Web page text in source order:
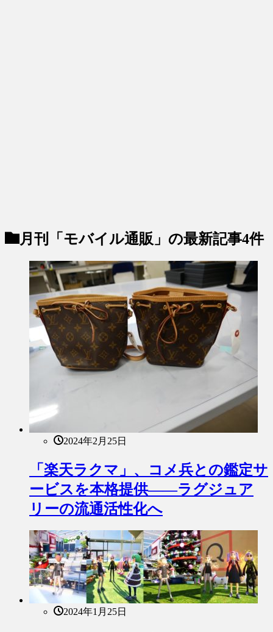
月刊「モバイル通販」 の最新記事4件
2024年2月25日
「楽天ラクマ」、コメ兵との鑑定サ
ービスを本格提供――ラグジュア
リーの流通活性化へ
2024年1月25日